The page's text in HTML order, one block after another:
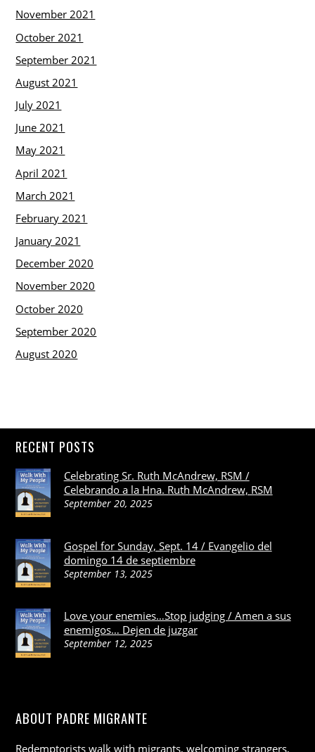
November 2021
October 2021
September 2021
August 2021
July 2021
June 2021
May 2021
April 2021
March 2021
February 2021
January 2021
December 2020
November 2020
October 2020
September 2020
August 2020
RECENT POSTS
Celebrating Sr. Ruth McAndrew, RSM /
Celebrando a la Hna. Ruth McAndrew, RSM
September 20, 2025
Gospel for Sunday, Sept. 14 / Evangelio del
domingo 14 de septiembre
September 13, 2025
Love your enemies…Stop judging / Amen a sus
enemigos… Dejen de juzgar
September 12, 2025
ABOUT PADRE MIGRANTE
Redemptorists walk with migrants, welcoming strangers,